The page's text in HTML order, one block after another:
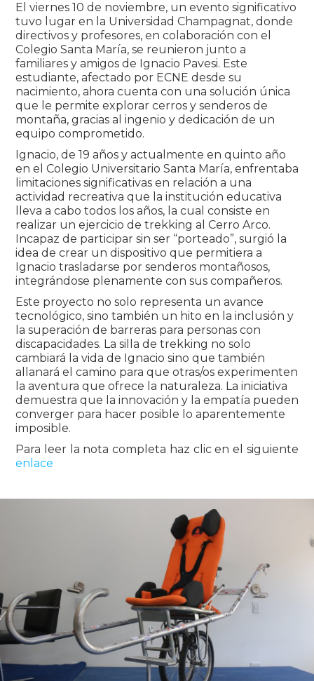
El viernes 10 de noviembre, un evento significativo
tuvo lugar en la Universidad Champagnat, donde
directivos y profesores, en colaboración con el
Colegio Santa María, se reunieron junto a
familiares y amigos de Ignacio Pavesi. Este
estudiante, afectado por ECNE desde su
nacimiento, ahora cuenta con una solución única
que le permite explorar cerros y senderos de
montaña, gracias al ingenio y dedicación de un
equipo comprometido.
Ignacio, de 19 años y actualmente en quinto año
en el Colegio Universitario Santa María, enfrentaba
limitaciones significativas en relación a una
actividad recreativa que la institución educativa
lleva a cabo todos los años, la cual consiste en
realizar un ejercicio de trekking al Cerro Arco.
Incapaz de participar sin ser “porteado”, surgió la
idea de crear un dispositivo que permitiera a
Ignacio trasladarse por senderos montañosos,
integrándose plenamente con sus compañeros.
Este proyecto no solo representa un avance
tecnológico, sino también un hito en la inclusión y
la superación de barreras para personas con
discapacidades. La silla de trekking no solo
cambiará la vida de Ignacio sino que también
allanará el camino para que otras/os experimenten
la aventura que ofrece la naturaleza. La iniciativa
demuestra que la innovación y la empatía pueden
converger para hacer posible lo aparentemente
imposible.
Para leer la nota completa haz clic en el siguiente
enlace